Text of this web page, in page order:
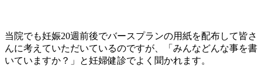
当院でも妊娠20週前後でバースプランの用紙を配布して皆さ
んに考えていただいているのですが、「みんなどんな事を書
いていますか？」と妊婦健診でよく聞かれます。